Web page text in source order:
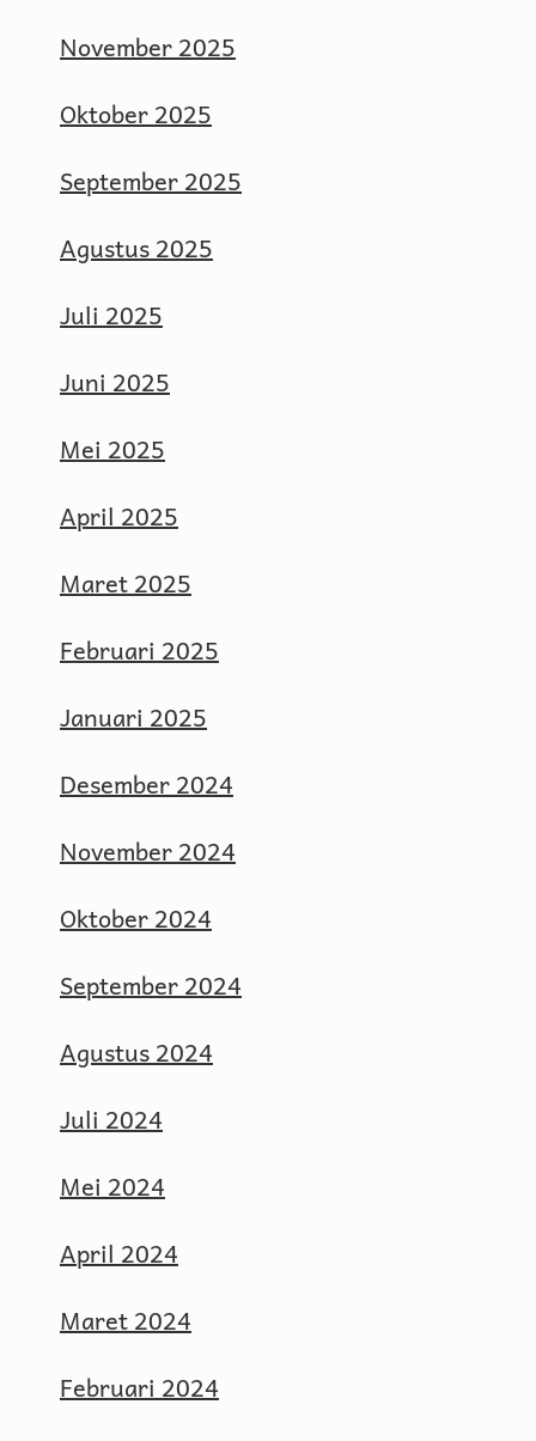
November 2025
Oktober 2025
September 2025
Agustus 2025
Juli 2025
Juni 2025
Mei 2025
April 2025
Maret 2025
Februari 2025
Januari 2025
Desember 2024
November 2024
Oktober 2024
September 2024
Agustus 2024
Juli 2024
Mei 2024
April 2024
Maret 2024
Februari 2024